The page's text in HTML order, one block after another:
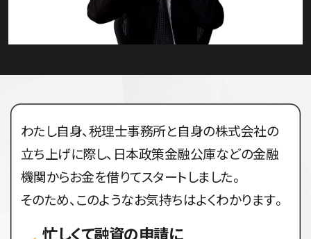
わたし自身、税理士事務所と自身の株式会社の
立ち上げに際し、 日本政策金融公庫などの金融
機関からお金を借りてスタートしました。
そのため、このようなお気持ちはよくわかります。
忙しくて融資の申請に